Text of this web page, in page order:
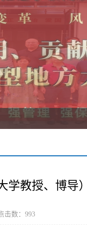
学教授、博导
击数： 993